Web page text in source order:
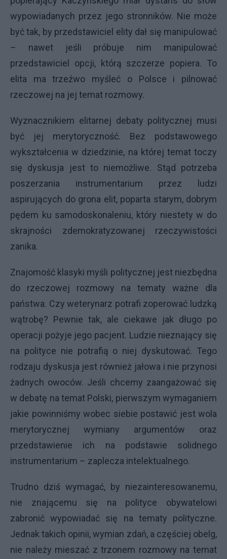
wypowiadanych przez jego stronników. Nie może
być tak, by przedstawiciel elity dał się manipulować
– nawet jeśli próbuje nim manipulować
przedstawiciel opcji, którą szczerze popiera. To
elita ma trzeźwo myśleć o Polsce i pilnować
rzeczowej na jej temat rozmowy.
Wyznacznikiem elitarnej debaty politycznej musi
być jej merytoryczność. Bez podstawowego
wykształcenia w dziedzinie, na której temat toczy
się dyskusja jest to niemożliwe. Stąd potrzeba
poszerzania instrumentarium przez ludzi
aspirujących do grona elit, poparta starym, dobrym
pędem ku samodoskonaleniu, który niestety w do
skrajności zdemokratyzowanej rzeczywistości
zanika.
Znajomość klasyki myśli politycznej jest niezbędna
do rzeczowej rozmowy na tematy ważne dla
państwa. Czy weterynarz potrafi zoperować ludzką
wątrobę? Pewnie tak, ale ciekawe jak długo po
operacji pożyje jego pacjent. Ludzie nieznający się
na polityce nie potrafią o niej dyskutować. Tego
rodzaju dyskusja jest również jałowa i nie przynosi
żadnych owoców. Jeśli chcemy zaangażować się
w debatę na temat Polski, pierwszym wymaganiem
jakie powinniśmy wobec siebie postawić jest wola
merytorycznej wymiany argumentów oraz
przedstawienie ich na podstawie solidnego
instrumentarium – zaplecza intelektualnego.
Trudno dziś wymagać, by niezainteresowanemu,
nie znającemu się na polityce obywatelowi
zabronić wypowiadać się na tematy polityczne.
Jednak takich opinii, wymian zdań, a częściej obelg,
nie należy mieszać z trzonem rozmowy na temat